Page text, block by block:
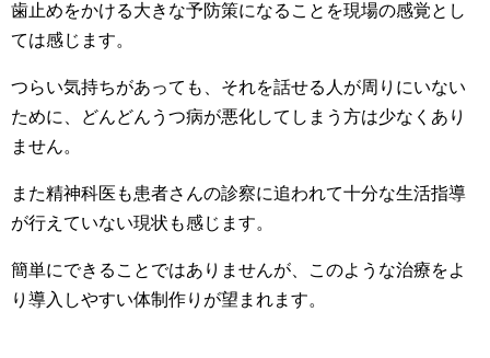
歯止めをかける大きな予防策になることを現場の感覚とし
ては感じます。
つらい気持ちがあっても、それを話せる人が周りにいない
ために、どんどんうつ病が悪化してしまう方は少なくあり
ません。
また精神科医も患者さんの診察に追われて十分な生活指導
が行えていない現状も感じます。
簡単にできることではありませんが、このような治療をよ
り導入しやすい体制作りが望まれます。